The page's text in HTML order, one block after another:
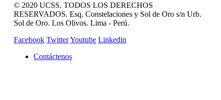
© 2020 UCSS. TODOS LOS DERECHOS
RESERVADOS. Esq. Constelaciones y Sol de Oro s/n Urb.
Sol de Oro. Los Olivos. Lima - Perú.
Facebook TwitterYoutube Linkedin
Contáctenos